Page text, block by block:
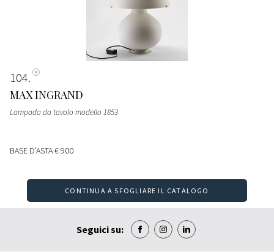
104
MAX INGRAND
Lampada da tavolo modello 1853
BASE D'ASTA€ 900
CONTINUA A SFOGLIARE IL CATALOGO
Seguici su: